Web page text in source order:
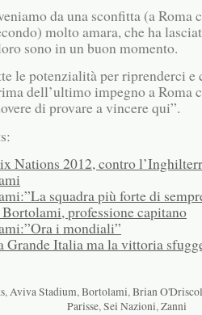
da una sconfitta (a Roma
molto amara, che ha
sono in un buon momento.
le potenzialità per riprenderci
dell’ultimo impegno a Roma
di provare a vincere qui”.
Nations 2012, contro
squadra più forte di
professione capitano
i mondiali”
Grande Italia ma la vittoria
,Aviva Stadium,Bortolami,Brian
Parisse,Sei Nazioni,Zanni